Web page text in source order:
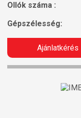
Ollók száma :
Gépszélesség:
Ajánlatkérés